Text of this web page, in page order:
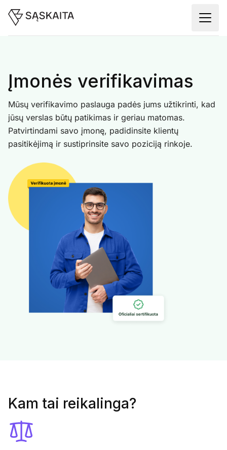
Įmonės verifikavimas
Mūsų verifikavimo paslauga padės jums užtikrinti, kad
jūsų verslas būtų patikimas ir geriau matomas.
Patvirtindami savo įmonę, padidinsite klientų
pasitikėjimą ir sustiprinsite savo poziciją rinkoje.
Kam tai reikalinga?